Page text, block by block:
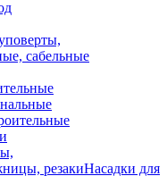
сабельные
резакиНасадки для